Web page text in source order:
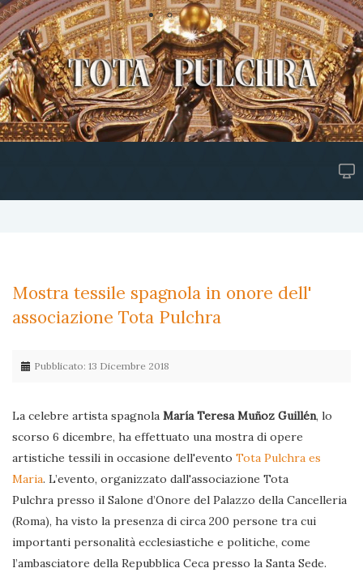
Mostra tessile spagnola in onore dell'
associazione Tota Pulchra
Pubblicato: 13 Dicembre 2018
La celebre artista spagnola María Teresa Muñoz Guillén, lo
scorso 6 dicembre, ha effettuato una mostra di opere
artistiche tessili in occasione dell'evento Tota Pulchra es
Maria. L’evento, organizzato dall'associazione Tota
Pulchra presso il Salone d’Onore del Palazzo della Cancelleria
(Roma), ha visto la presenza di circa 200 persone tra cui
importanti personalità ecclesiastiche e politiche, come
l’ambasciatore della Repubblica Ceca presso la Santa Sede.